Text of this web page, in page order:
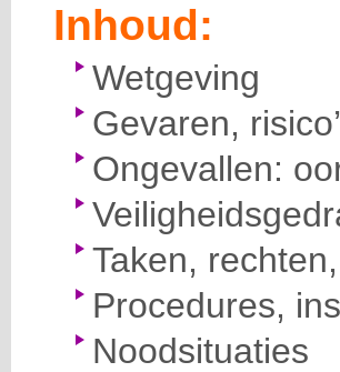
Inhoud:
Wetgeving
Gevaren,
Ongevallen:
Taken,
Procedures,
Noodsituaties